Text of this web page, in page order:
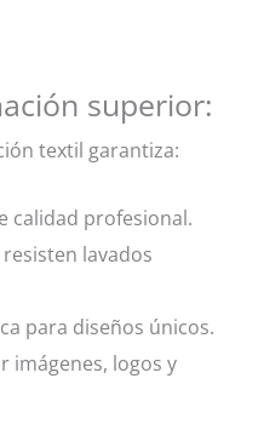
superior:
textil garantiza:
calidad profesional.
lavados
para diseños únicos.
imágenes, logos y